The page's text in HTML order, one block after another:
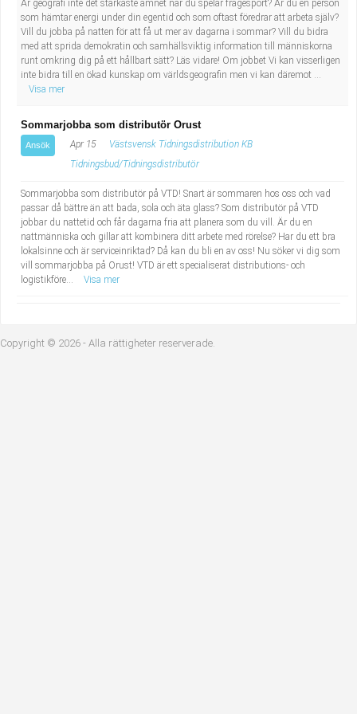
Industriell tillverkning
Installation, drift, underhåll
Kropps- och skönhetsvård
Kultur, media, design
Militärt arbete
Naturbruk
Naturvetenskapligt arbete
Pedagogiskt arbete
Behandlingsassistent/Socialpedagog
Tandsköterska
Budbilsförare
Tidningsbud/Tidningsdistributör
Lärare i fritidshem/Fritidspedagog
Taxiförare/Taxichaufför
Läkarsekreterare/Vårdadmin/Medicinsk
sekreterare
Är geografi inte det starkaste ämnet när du spelar frågesport? Är du en person
som hämtar energi under din egentid och som oftast föredrar att arbeta själv?
Vill du jobba på natten för att få ut mer av dagarna i sommar? Vill du bidra
med att sprida demokratin och samhällsviktig information till människorna
runt omkring dig på ett hållbart sätt? Läs vidare! Om jobbet Vi kan visserligen
inte bidra till en ökad kunskap om världsgeografin men vi kan däremot ...
Visa mer
Sommarjobba som distributör Orust
Ansök Apr 15
Västsvensk Tidningsdistribution KB
Tidningsbud/Tidningsdistributör
Sommarjobba som distributör på VTD! Snart är sommaren hos oss och vad
passar då bättre än att bada, sola och äta glass? Som distributör på VTD
jobbar du nattetid och får dagarna fria att planera som du vill. Är du en
nattmänniska och gillar att kombinera ditt arbete med rörelse? Har du ett bra
lokalsinne och är serviceinriktad? Då kan du bli en av oss! Nu söker vi dig som
vill sommarjobba på Orust! VTD är ett specialiserat distributions- och
logistikföre...
Visa mer
Copyright © 2026 - Alla rättigheter reserverade.